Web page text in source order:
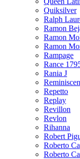
Quiksilver
Ralph
Ramon
Ramon
Ramon
Rampage
Rance
Rania J
Repetto
Replay
Revillon
Revlon
Rihanna
Robert
Roberto
Roberto